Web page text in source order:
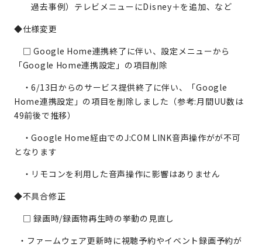
過去事例）テレビメニューにDisney＋を追加、など
◆仕様変更
□ Google Home連携終了に伴い、設定メニューから
「Google Home連携設定」の項目削除
・6/13日からのサービス提供終了に伴い、「Google
Home連携設定」の項目を削除しました（参考:月間UU数は
49前後で推移）
・Google Home経由でのJ:COM LINK音声操作がが不可
となります
・リモコンを利用した音声操作に影響はありません
◆不具合修正
□ 録画時/録画物再生時の挙動の見直し
・ファームウェア更新時に視聴予約やイベント録画予約が